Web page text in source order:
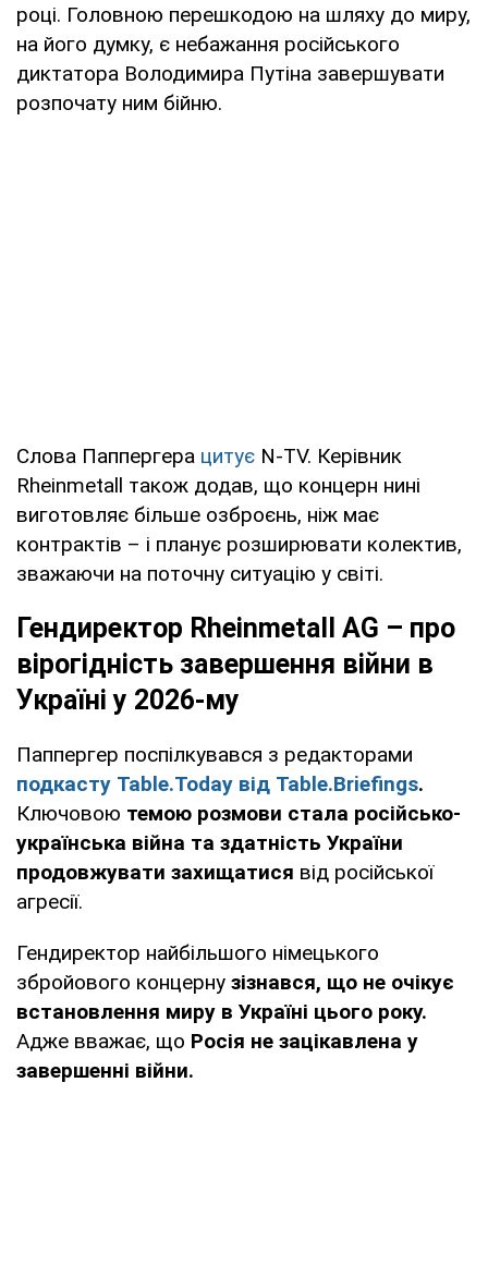
році. Головною перешкодою на шляху до миру,
на його думку, є небажання російського
диктатора Володимира Путіна завершувати
розпочату ним бійню.
Слова Паппергера цитує N-TV. Керівник
Rheinmetall також додав, що концерн нині
виготовляє більше озброєнь, ніж має
контрактів – і планує розширювати колектив,
зважаючи на поточну ситуацію у світі.
Гендиректор Rheinmetall AG – про
вірогідність завершення війни в
Україні у 2026-му
Паппергер поспілкувався з редакторами
подкасту Table.Today від Table.Briefings.
Ключовою темою розмови стала російсько-
українська війна та здатність України
продовжувати захищатися від російської
агресії.
Гендиректор найбільшого німецького
збройового концерну зізнався, що не очікує
встановлення миру в Україні цього року.
Адже вважає, що Росія не зацікавлена у
завершенні війни.